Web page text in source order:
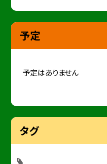
予定
予定はありません
タグ